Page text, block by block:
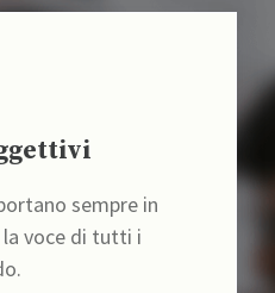
sempre in
voce di tutti i